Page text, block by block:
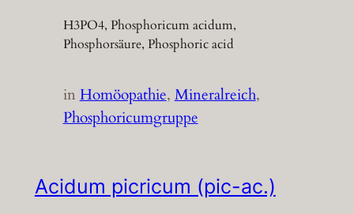
H3PO4, Phosphoricum acidum,
Phosphorsäure, Phosphoric acid
inHomöopathie, Mineralreich
Phosphoricumgruppe
Acidum picricum (pic-ac.)